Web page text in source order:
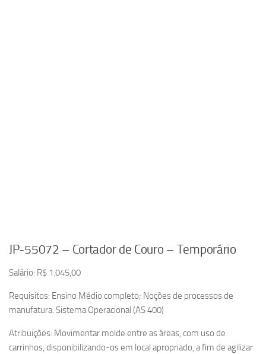
JP-55072 – Cortador de Couro – Temporário
Salário: R$ 1.045,00
Requisitos: Ensino Médio completo; Noções de processos de
manufatura. Sistema Operacional (AS 400)
Atribuições: Movimentar molde entre as áreas, com uso de
carrinhos, disponibilizando-os em local apropriado, a fim de agilizar